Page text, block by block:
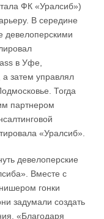
ФК «Уралсиб»)
В середине
девелоперскими
в Уфе,
затем управлял
Тогда
партнером
«Уралсиб».
девелоперские
Вместе с
гонки
задумали создать
«Благодаря